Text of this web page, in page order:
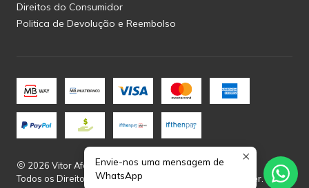
Direitos do Consumidor
Politica de Devolução e Reembolso
2026 Vitor Afonso.
Todos os Direitos Reservados.
Com tecnologia Jumpseller
Envie-nos uma mensagem de
WhatsApp